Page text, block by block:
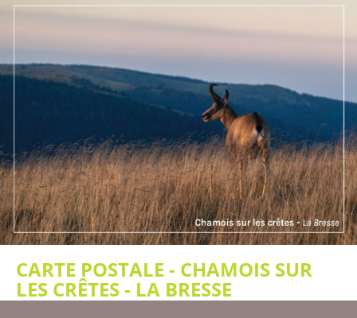
CARTE POSTALE - CHAMOIS SUR
LES CRÊTES - LA BRESSE